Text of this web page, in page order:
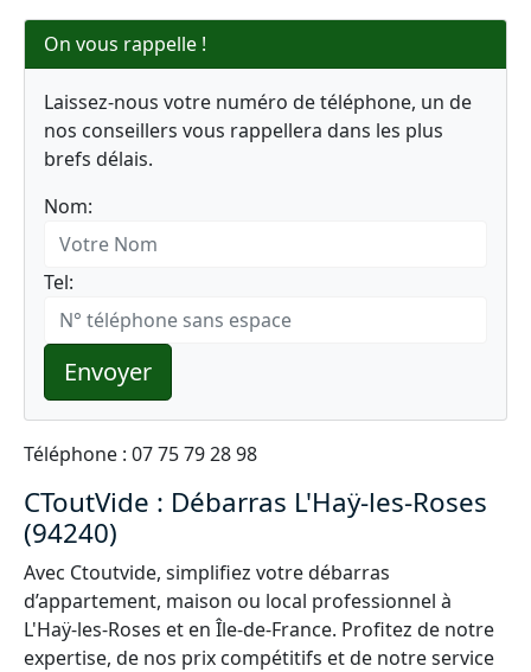
On vous rappelle !
Laissez-nous votre numéro de téléphone, un de
nos conseillers vous rappellera dans les plus
brefs délais.
Nom:
Tel:
Envoyer
Téléphone : 07 75 79 28 98
CToutVide : Débarras L'Haÿ-les-Roses
(94240)
Avec Ctoutvide, simplifiez votre débarras
d’appartement, maison ou local professionnel à
L'Haÿ-les-Roses et en Île-de-France. Profitez de notre
expertise, de nos prix compétitifs et de notre service